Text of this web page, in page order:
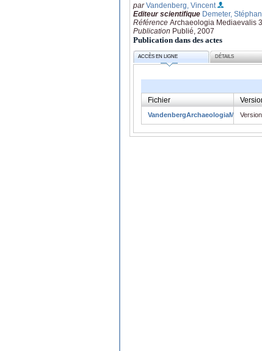
parVandenberg, Vincent
Editeur scientifique Demeter,
Référence Archaeologia Mediaevalis
Publication Publié, 2007
Publication dans des actes
ACCÈS EN LIGNE DÉTAILS
Fichier
VandenbergArchaeologiaMed30.pdf